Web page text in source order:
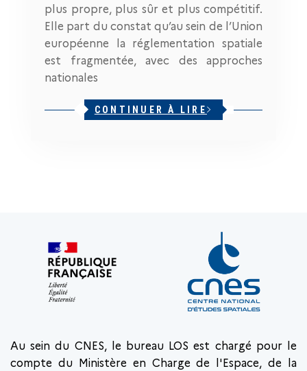
plus propre, plus sûr et plus compétitif.
Elle part du constat qu’au sein de l’Union
européenne la réglementation spatiale
est fragmentée, avec des approches
nationales
CONTINUER À LIRE
Au sein du CNES, le bureau LOS est chargé pour le
compte du Ministère en Charge de l'Espace, de la